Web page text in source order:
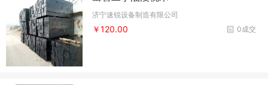
济宁速锐设备制造有限公司
0成交
￥120.00